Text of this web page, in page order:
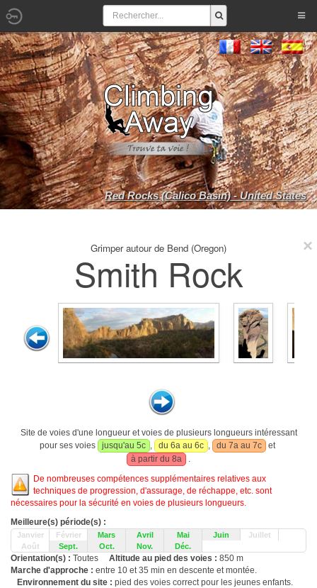
Red Rocks (Calico Basin) - United States
Grimper autour de Bend (Oregon)
Smith Rock
Site de voies d'une longueur et voies de plusieurs longueurs intéressant
pour ses voies
jusqu'au 5c , du 6a au 6c , du 7a au 7c
et
à partir du 8a
.
De nombreuses compétences supplémentaires relatives aux
techniques de progression, d'assurage, de réchappe, etc. sont
nécessaires pour la sécurité en voies de plusieurs longueurs.
Meilleure(s) période(s) :
Janvier Février Mars Avril Mai Juin
Juillet
Août
Sept. Oct. Nov. Déc.
Orientation(s) : Toutes Altitude au pied des voies : 850 m
Marche d'approche : entre 10 et 35 min en descente et montée.
Environnement du site : pied des voies correct pour les jeunes enfants.